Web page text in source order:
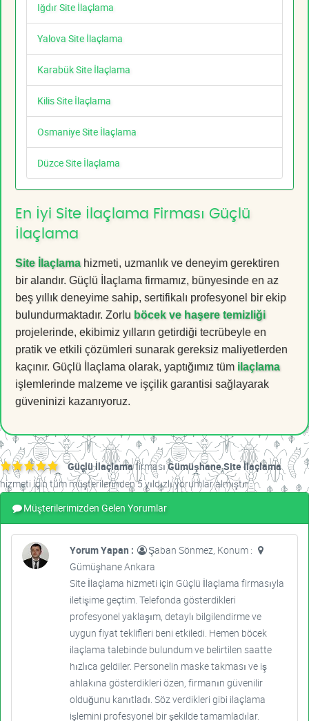
Iğdır Site İlaçlama
Yalova Site İlaçlama
Karabük Site İlaçlama
Kilis Site İlaçlama
Osmaniye Site İlaçlama
Düzce Site İlaçlama
En İyi Site İlaçlama Firması Güçlü
İlaçlama
Site İlaçlamahizmeti, uzmanlık ve deneyim gerektiren
bir alandır. Güçlü İlaçlama firmamız, bünyesinde en az
beş yıllık deneyime sahip, sertifikalı profesyonel bir ekip
bulundurmaktadır. Zorlu böcek ve haşere temizliği
projelerinde, ekibimiz yılların getirdiği tecrübeyle en
pratik ve etkili çözümleri sunarak gereksiz maliyetlerden
kaçınır. Güçlü İlaçlama olarak, yaptığımız tüm ilaçlama
işlemlerinde malzeme ve işçilik garantisi sağlayarak
güveninizi kazanıyoruz.
Güçlü İlaçlamafirmasıGümüşhane Site İlaçlama
hizmeti için tüm müşterilerinden 5 yıldızlı yorumlar almıştır.
Müşterilerimizden Gelen Yorumlar
Yorum Yapan :
Şaban Sönmez, Konum :
Gümüşhane Ankara
Site İlaçlama hizmeti için Güçlü İlaçlama firmasıyla
iletişime geçtim. Telefonda gösterdikleri
profesyonel yaklaşım, detaylı bilgilendirme ve
uygun fiyat teklifleri beni etkiledi. Hemen böcek
ilaçlama talebinde bulundum ve belirtilen saatte
hızlıca geldiler. Personelin maske takması ve iş
ahlakına gösterdikleri özen, firmanın güvenilir
olduğunu kanıtladı. Söz verdikleri gibi ilaçlama
işlemini profesyonel bir şekilde tamamladılar.